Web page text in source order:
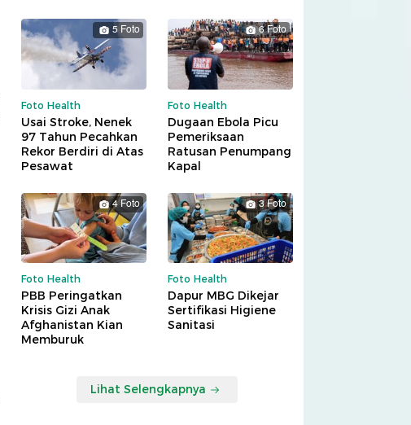
5 Foto
Foto Health
Usai Stroke, Nenek
97 Tahun Pecahkan
Rekor Berdiri di Atas
Pesawat
6 Foto
Foto Health
Dugaan Ebola Picu
Pemeriksaan
Ratusan Penumpang
Kapal
4 Foto
Foto Health
PBB Peringatkan
Krisis Gizi Anak
Afghanistan Kian
Memburuk
3 Foto
Foto Health
Dapur MBG Dikejar
Sertifikasi Higiene
Sanitasi
Lihat Selengkapnya